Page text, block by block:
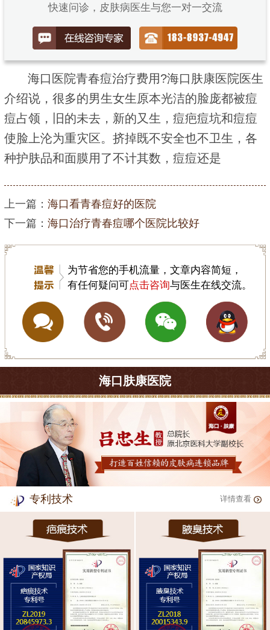
快速问诊，皮肤病医生与您一对一交流
海口医院青春痘治疗费用?海口肤康医院医生
介绍说，很多的男生女生原本光洁的脸庞都被痘
痘占领，旧的未去，新的又生，痘疤痘坑和痘痘
使脸上沦为重灾区。挤掉既不安全也不卫生，各
种护肤品和面膜用了不计其数，痘痘还是
上一篇： 海口看青春痘好的医院
下一篇： 海口治疗青春痘哪个医院比较好
为节省您的手机流量，文章内容简短，
有任何疑问可点击咨询与医生在线交流。
海口肤康医院
专利技术 详情查看